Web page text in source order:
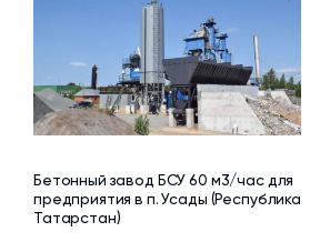
Бетонный завод БСУ 60 м3/час для
предприятия в п. Усады (Республика
Татарстан)